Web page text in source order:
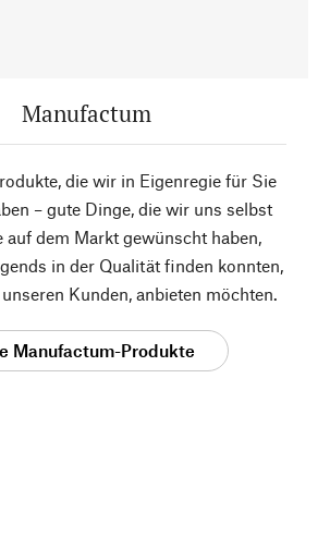
Manufactum
die wir in Eigenregie für Sie
– gute Dinge, die wir uns selbst
auf dem Markt gewünscht haben,
in der Qualität finden konnten,
Kunden, anbieten möchten.
Manufactum-Produkte